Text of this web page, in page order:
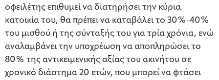
οφειλέτης επιθυμεί να διατηρήσει την κύρια
κατοικία του, θα πρέπει να καταβάλει το 30%-40%
του μισθού ή της σύνταξής του για τρία χρόνια, ενώ
αναλαμβάνει την υποχρέωση να αποπληρώσει το
80% της αντικειμενικής αξίας του ακινήτου σε
χρονικό διάστημα 20 ετών, που μπορεί να φτάσει